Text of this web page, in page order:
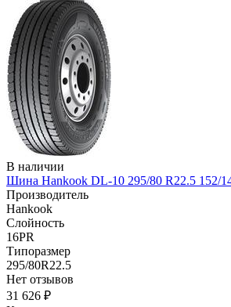
В наличии
Шина Hankook DL-10 295/80 R22.5 152/
Производитель
Hankook
Слойность
16PR
Типоразмер
295/80R22.5
Нет отзывов
31 626 ₽